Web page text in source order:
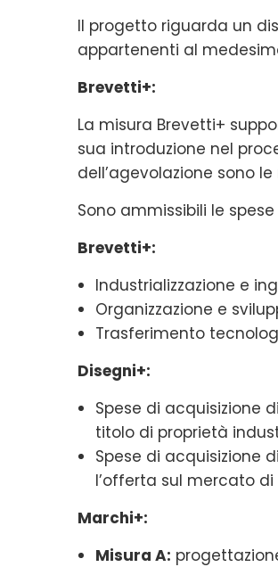
Il progetto riguarda un
appartenenti al
Brevetti+:
La misura Brevetti+
sua introduzione nel
dell’agevolazione sono
Sono ammissibili le
Brevetti+:
Industrializzazione e
Organizzazione e
Trasferimento
Disegni+:
Spese di acquisizione
titolo di proprietà
Spese di acquisizione
l’offerta sul mercato
Marchi+:
Misura A: